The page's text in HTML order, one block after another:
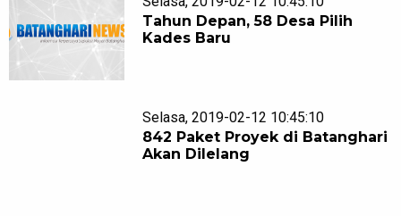
Tahun Depan, 58 Desa Pilih
Kades Baru
Selasa, 2019-02-12 10:45:10
842 Paket Proyek di Batanghari
Akan Dilelang